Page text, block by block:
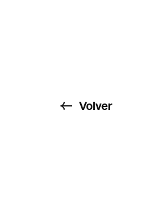
Volver